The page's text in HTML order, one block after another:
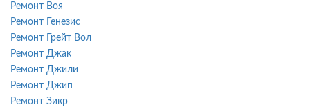
Ремонт Воя
Ремонт Генезис
Ремонт Грейт Вол
Ремонт Джак
Ремонт Джили
Ремонт Джип
Ремонт Зикр